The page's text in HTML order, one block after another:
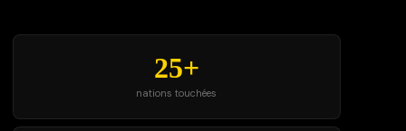
25+
nations touchées